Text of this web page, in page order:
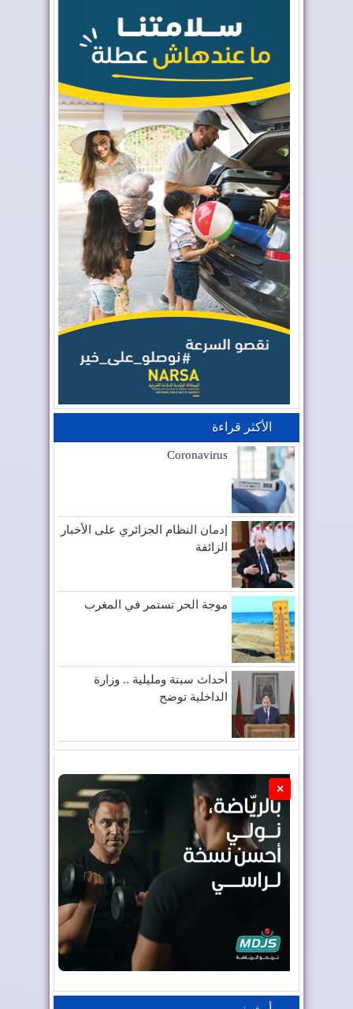
الأكثر قراءة
Coronavirus
إدمان النظام الجزائري على الأخبار
الزائفة
موجة الحر تستمر في المغرب
أحداث سبتة ومليلية .. وزارة
الداخلية توضح
×